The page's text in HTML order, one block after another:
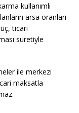
kullanımlı
arsa oranları
ticari
suretiyle
ile merkezi
maksatla